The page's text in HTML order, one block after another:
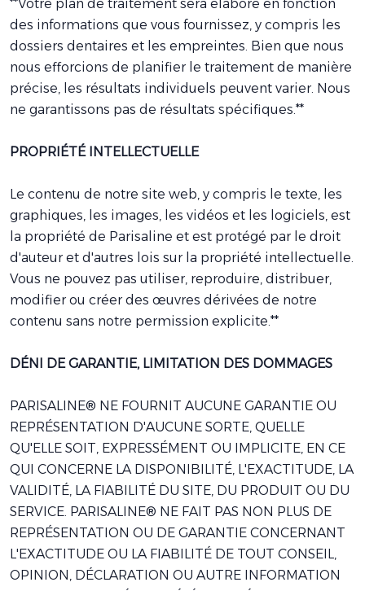
**Votre plan de traitement sera élaboré en fonction
des informations que vous fournissez, y compris les
dossiers dentaires et les empreintes. Bien que nous
nous efforcions de planifier le traitement de manière
précise, les résultats individuels peuvent varier. Nous
ne garantissons pas de résultats spécifiques.**
PROPRIÉTÉ INTELLECTUELLE
Le contenu de notre site web, y compris le texte, les
graphiques, les images, les vidéos et les logiciels, est
la propriété de Parisaline et est protégé par le droit
d'auteur et d'autres lois sur la propriété intellectuelle.
Vous ne pouvez pas utiliser, reproduire, distribuer,
modifier ou créer des œuvres dérivées de notre
contenu sans notre permission explicite.**
DÉNI DE GARANTIE, LIMITATION DES DOMMAGES
PARISALINE® NE FOURNIT AUCUNE GARANTIE OU
REPRÉSENTATION D'AUCUNE SORTE, QUELLE
QU'ELLE SOIT, EXPRESSÉMENT OU IMPLICITE, EN CE
QUI CONCERNE LA DISPONIBILITÉ, L'EXACTITUDE, LA
VALIDITÉ, LA FIABILITÉ DU SITE, DU PRODUIT OU DU
SERVICE. PARISALINE® NE FAIT PAS NON PLUS DE
REPRÉSENTATION OU DE GARANTIE CONCERNANT
L'EXACTITUDE OU LA FIABILITÉ DE TOUT CONSEIL,
OPINION, DÉCLARATION OU AUTRE INFORMATION